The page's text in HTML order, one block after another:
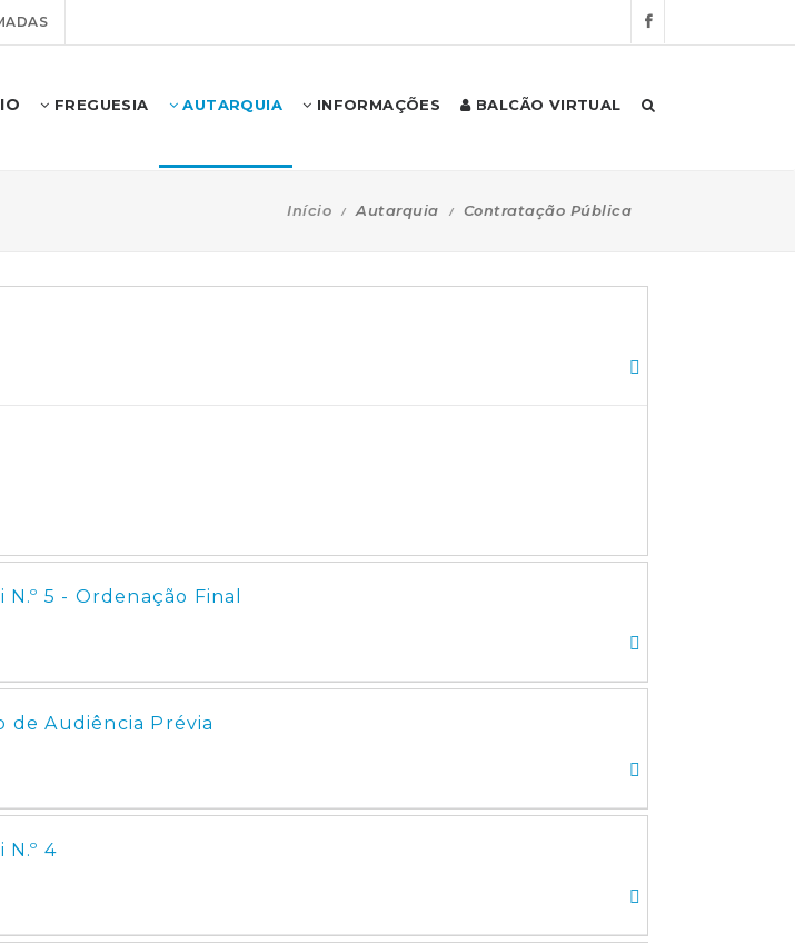
FREGUESIA AUTARQUIA INFORMAÇÕES BALCÃO VIRTUAL
Início Autarquia Contratação Pública
5 - Ordenação Final
de Audiência Prévia
4